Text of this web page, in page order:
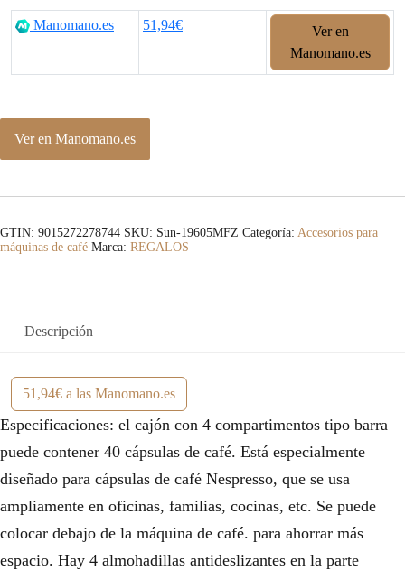
Manomano.es 51,94€
Ver en
Manomano.es
Ver en Manomano.es
GTIN: 9015272278744 SKU: Sun-19605MFZ Categoría: Accesorios para
máquinas de café Marca: REGALOS
Descripción
51,94€ a las Manomano.es
Especificaciones: el cajón con 4 compartimentos tipo barra
puede contener 40 cápsulas de café. Está especialmente
diseñado para cápsulas de café Nespresso, que se usa
ampliamente en oficinas, familias, cocinas, etc. Se puede
colocar debajo de la máquina de café. para ahorrar más
espacio. Hay 4 almohadillas antideslizantes en la parte